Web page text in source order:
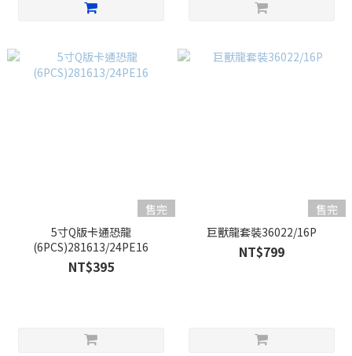
售完
5寸Q版卡通恐龍
(6PCS)281613/24PE16
NT$395
售完
巨獸龍套裝36022/16P
NT$799